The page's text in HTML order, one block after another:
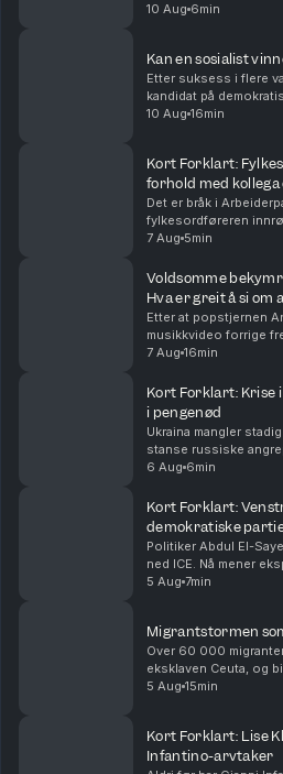
oppsummerer
10 Aug 6min
Kan en sosialist
Etter suksess i flere
kandidat på
Det har fått mange til
10 Aug 16min
Kort Forklart:
forhold med
Det er bråk i
fylkesordføreren
kollega. Partiet
7 Aug 5min
Voldsomme
Hva er greit å si om
Etter at popstjernen
musikkvideo forrige
kroppen hennes rast.
artisten seg t...
7 Aug 16min
Kort Forklart: Krise
i pengenød
Ukraina mangler
stanse russiske
på hvorfor det skjer –
6 Aug 6min
Kort Forklart:
demokratiske
Politiker Abdul El-
ned ICE. Nå mener
fremmarsj i Det
5 Aug 7min
Migrantstormen
Over 60 000
eksklaven Ceuta, og
den virale fortellingen
5 Aug 15min
Kort Forklart: Lise
Infantino-arvtaker